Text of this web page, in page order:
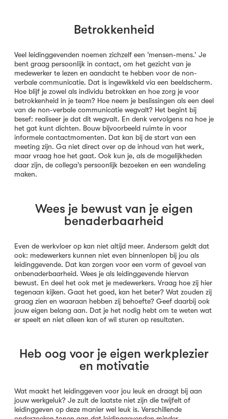
Betrokkenheid
Veel leidinggevenden noemen zichzelf een ‘mensen-mens.’ Je
bent graag persoonlijk in contact, om het gezicht van je
medewerker te lezen en aandacht te hebben voor de non-
verbale communicatie. Dat is ingewikkeld via een beeldscherm.
Hoe blijf je zowel als individu betrokken en hoe zorg je voor
betrokkenheid in je team? Hoe neem je beslissingen als een deel
van de non-verbale communicatie wegvalt? Het begint bij
besef: realiseer je dat dit wegvalt. En denk vervolgens na hoe je
het gat kunt dichten. Bouw bijvoorbeeld ruimte in voor
informele contactmomenten. Dat kan bij de start van een
meeting zijn. Ga niet direct over op de inhoud van het werk,
maar vraag hoe het gaat. Ook kun je, als de mogelijkheden
daar zijn, de collega’s persoonlijk bezoeken en een wandeling
maken.
Wees je bewust van je eigen
benaderbaarheid
Even de werkvloer op kan niet altijd meer. Andersom geldt dat
ook: medewerkers kunnen niet even binnenlopen bij jou als
leidinggevende. Dat kan zorgen voor een vorm of gevoel van
onbenaderbaarheid. Wees je als leidinggevende hiervan
bewust. En deel het ook met je medewerkers. Vraag hoe zij hier
tegenaan kijken. Gaat het goed, kan het beter? Wat zouden zij
graag zien en waaraan hebben zij behoefte? Geef daarbij ook
jouw eigen belang aan. Dat je het nodig hebt om te weten wat
er speelt en niet alleen kan of wil sturen op resultaten.
Heb oog voor je eigen werkplezier
en motivatie
Wat maakt het leidinggeven voor jou leuk en draagt bij aan
jouw werkgeluk? Je zult de laatste niet zijn die twijfelt of
leidinggeven op deze manier wel leuk is. Verschillende